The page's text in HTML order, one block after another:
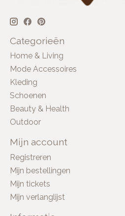
Categorieën
Home & Living
Mode Accessoires
Kleding
Schoenen
Beauty & Health
Outdoor
Mijn account
Registreren
Mijn bestellingen
Mijn tickets
Mijn verlanglijst